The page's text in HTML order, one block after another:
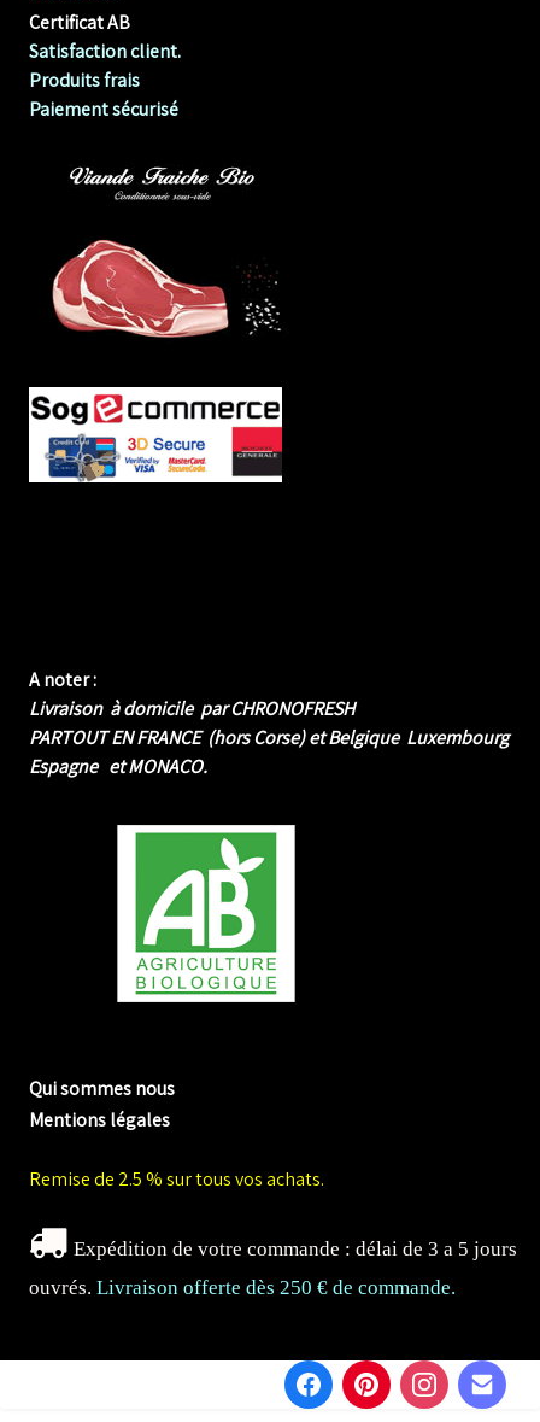
Certificat AB
Satisfaction client.
Produits frais
Paiement sécurisé
A noter :
Livraison à domicile par CHRONOFRESH
PARTOUT EN FRANCE (hors Corse) et Belgique Luxembourg
Espagne et MONACO.
Qui sommes nous
Mentions légales
Remise de 2.5 % sur tous vos achats.
Expédition de votre commande : délai de 3 a 5 jours
ouvrés. Livraison offerte dès 250 € de commande.